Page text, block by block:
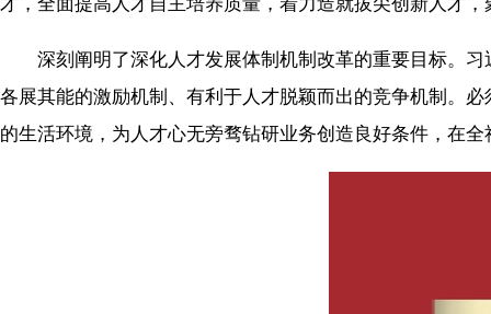
深刻阐明了深化人才发展体制机制改革的重要目标。习
各展其能的激励机制、有利于人才脱颖而出的竞争机制。
的生活环境，为人才心无旁骛钻研业务创造良好条件，在